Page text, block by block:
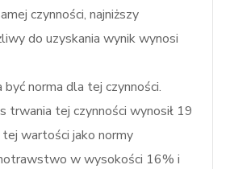
czynności, najniższy
do uzyskania wynik wynosi
norma dla tej czynności.
trwania tej czynności wynosił 19
wartości jako normy
w wysokości 16% i